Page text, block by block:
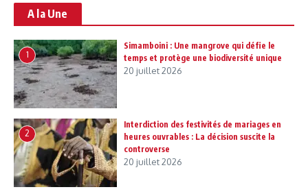
A la Une
1
Simamboini : Une mangrove qui défie le
temps et protège une biodiversité unique
20 juillet 2026
2
Interdiction des festivités de mariages en
heures ouvrables : La décision suscite la
controverse
20 juillet 2026